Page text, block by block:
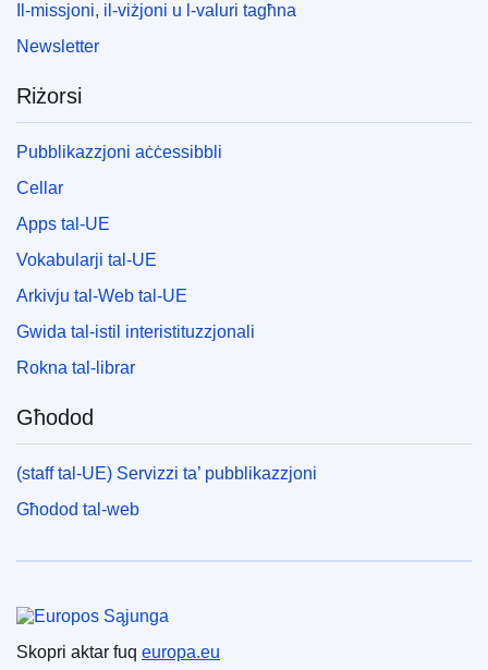
Il-missjoni, il-viżjoni u l-valuri tagħna
Newsletter
Riżorsi
Pubblikazzjoni aċċessibbli
Cellar
Apps tal-UE
Vokabularji tal-UE
Arkivju tal-Web tal-UE
Gwida tal-istil interistituzzjonali
Rokna tal-librar
Għodod
(staff tal-UE) Servizzi ta’ pubblikazzjoni
Għodod tal-web
Skopri aktar fuq europa.eu